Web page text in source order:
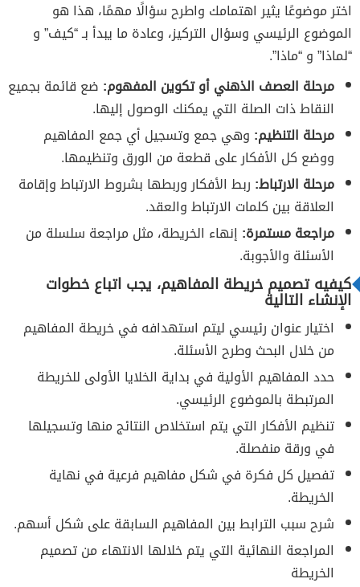
اختر موضوعًا يثير اهتمامك واطرح سؤالًا مهمًا، هذا هو
الموضوع الرئيسي وسؤال التركيز، وعادة ما يبدأ بـ “كيف” و
“لماذا” و “ماذا”.
مرحلة العصف الذهني أو تكوين المفهوم: ضع قائمة بجميع
النقاط ذات الصلة التي يمكنك الوصول إليها.
مرحلة التنظيم: وهي جمع وتسجيل أي جمع المفاهيم
ووضع كل الأفكار على قطعة من الورق وتنظيمها.
مرحلة الارتباط: ربط الأفكار وربطها بشروط الارتباط وإقامة
العلاقة بين كلمات الارتباط والعقد.
مراجعة مستمرة: إنهاء الخريطة، مثل مراجعة سلسلة من
الأسئلة والأجوبة.
كيفيه تصميم خريطة المفاهيم، يجب اتباع خطوات
الإنشاء التالية
اختيار عنوان رئيسي ليتم استهدافه في خريطة المفاهيم
من خلال البحث وطرح الأسئلة.
حدد المفاهيم الأولية في بداية الخلايا الأولى للخريطة
المرتبطة بالموضوع الرئيسي.
تنظيم الأفكار التي يتم استخلاص النتائج منها وتسجيلها
في ورقة منفصلة.
تفصيل كل فكرة في شكل مفاهيم فرعية في نهاية
الخريطة.
شرح سبب الترابط بين المفاهيم السابقة على شكل أسهم.
المراجعة النهائية التي يتم خلالها الانتهاء من تصميم
الخريطة